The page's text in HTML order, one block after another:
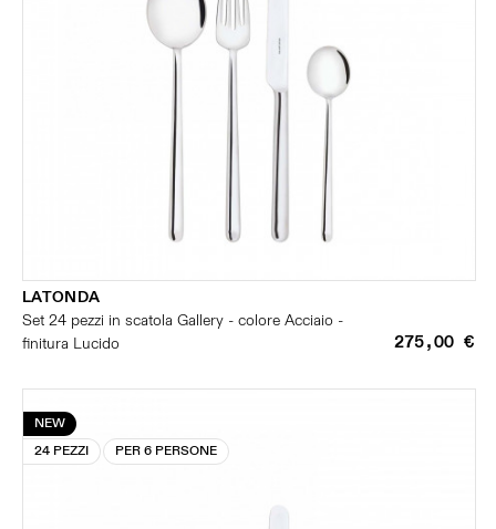
LATONDA
Set 24 pezzi in scatola Gallery - colore Acciaio -
finitura Lucido
275,00 €
NEW
24 PEZZI
PER 6 PERSONE